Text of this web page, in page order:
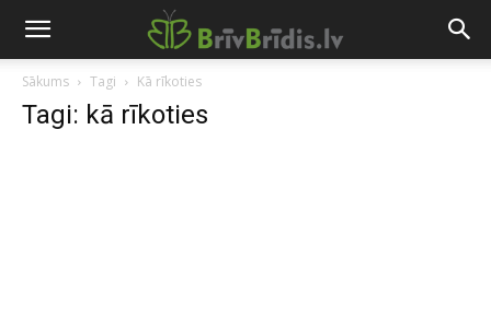
Sākums Tagi Kā rīkoties
Tagi: kā rīkoties